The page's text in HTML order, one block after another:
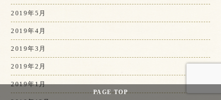
PAGETOP
2019年5月
2019年4月
2019年3月
2019年2月
2019年1月